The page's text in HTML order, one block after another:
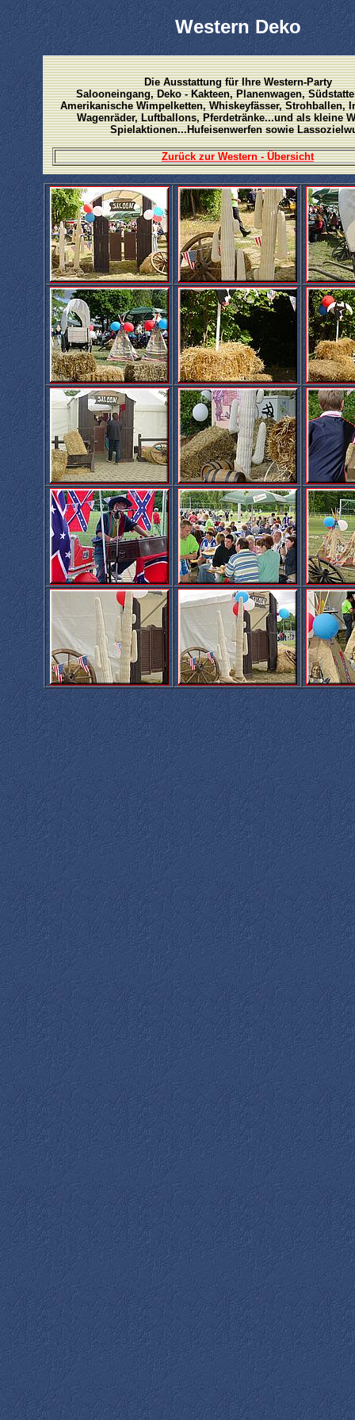
Western Deko
Die Ausstattung für Ihre Western-Party
Salooneingang, Deko - Kakteen, Planenwagen,
Amerikanische Wimpelketten, Whiskeyfässer, Strohballen,
Wagenräder, Luftballons, Pferdetränke...und als kleine
Spielaktionen...Hufeisenwerfen sowie
Zurück zur Western - Übersicht